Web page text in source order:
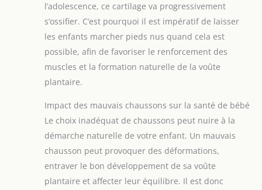
l’adolescence, ce cartilage va progressivement
s’ossifier. C’est pourquoi il est impératif de laisser
les enfants marcher pieds nus quand cela est
possible, afin de favoriser le renforcement des
muscles et la formation naturelle de la voûte
plantaire.
Impact des mauvais chaussons sur la santé de bébé
Le choix inadéquat de chaussons peut nuire à la
démarche naturelle de votre enfant. Un mauvais
chausson peut provoquer des déformations,
entraver le bon développement de sa voûte
plantaire et affecter leur équilibre. Il est donc